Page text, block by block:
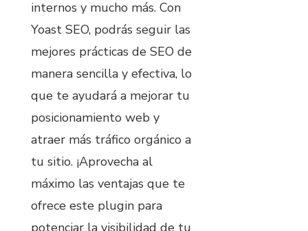
internos y mucho más. Con
Yoast SEO, podrás seguir las
mejores prácticas de SEO de
manera sencilla y efectiva, lo
que te ayudará a mejorar tu
posicionamiento web y
atraer más tráfico orgánico a
tu sitio. ¡Aprovecha al
máximo las ventajas que te
ofrece este plugin para
potenciar la visibilidad de tu